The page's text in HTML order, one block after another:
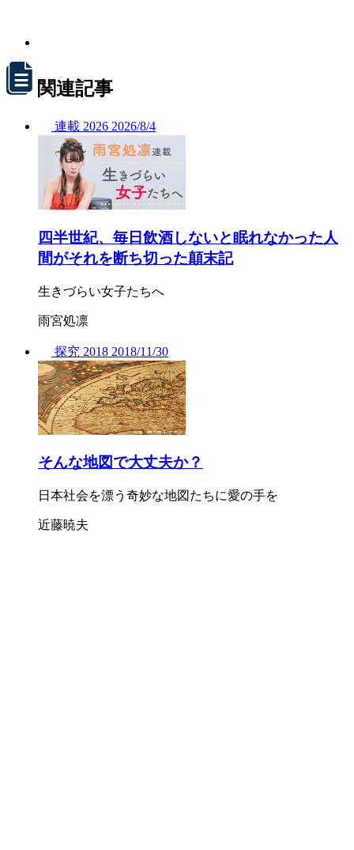
関連記事
連載 2026 2026/8/4
四半世紀、毎日飲酒しないと眠れなかった人
間がそれを断ち切った顛末記
生きづらい女子たちへ
雨宮処凛
探究 2018 2018/11/30
そんな地図で大丈夫か？
日本社会を漂う奇妙な地図たちに愛の手を
近藤暁夫